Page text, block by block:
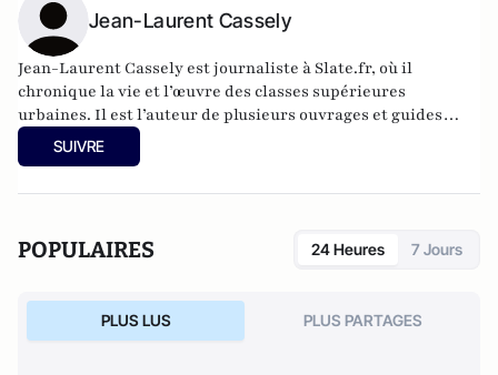
Jean-Laurent Cassely
Jean-Laurent Cassely est journaliste à Slate.fr, où il
chronique la vie et l’œuvre des classes supérieures
urbaines. Il est l’auteur de plusieurs ouvrages et guides
pratiques sur la survie en milieu urbain.
SUIVRE
POPULAIRES 24 Heures 7 Jours
PLUS LUS PLUS PARTAGES